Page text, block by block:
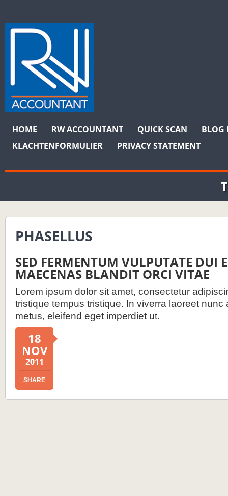
MAIN MENU
Skip to content
HOME RW ACCOUNTANT QUICK SCAN
BLOG
KLACHTENFORMULIER
PRIVACY STATEMENT
PHASELLUS
SED FERMENTUM VULPUTATE DUI
MAECENAS BLANDIT ORCI VITAE
Lorem ipsum dolor sit amet, consectetur
tristique tempus tristique. In viverra laoreet nunc
metus, eleifend eget imperdiet ut.
18
NOV
2011
SHARE